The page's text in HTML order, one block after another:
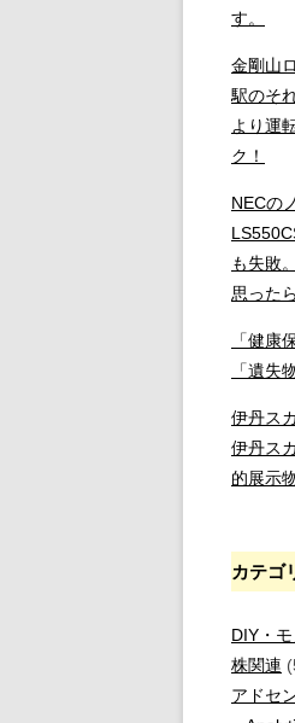
す。
金剛山
駅のそ
より運
ク！
NECの
も失敗
思った
「健康
「遺失
伊丹ス
伊丹ス
的展示
カテゴ
DIY・
株関連
アドセ